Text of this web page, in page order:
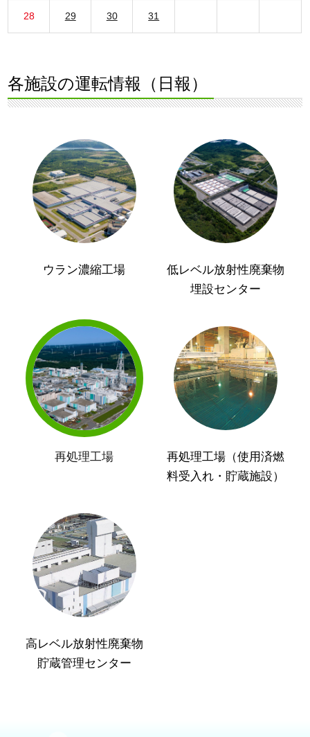
28 29 30 31
各施設の運転情報（日報）
ウラン濃縮工場
低レベル放射性廃棄物
埋設センター
再処理工場
再処理工場（使用済燃
料受入れ・貯蔵施設）
高レベル放射性廃棄物
貯蔵管理センター